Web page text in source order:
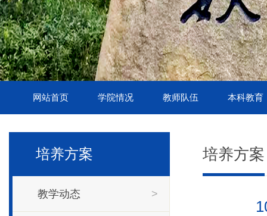
网站首页 学院情况 教师队伍 本科教育
培养方案
教学动态 >
培养方案